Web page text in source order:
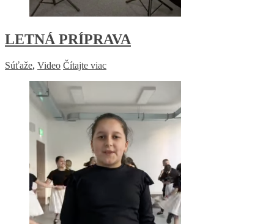
LETNÁ PRÍPRAVA
Súťaže, Video Čítajte viac